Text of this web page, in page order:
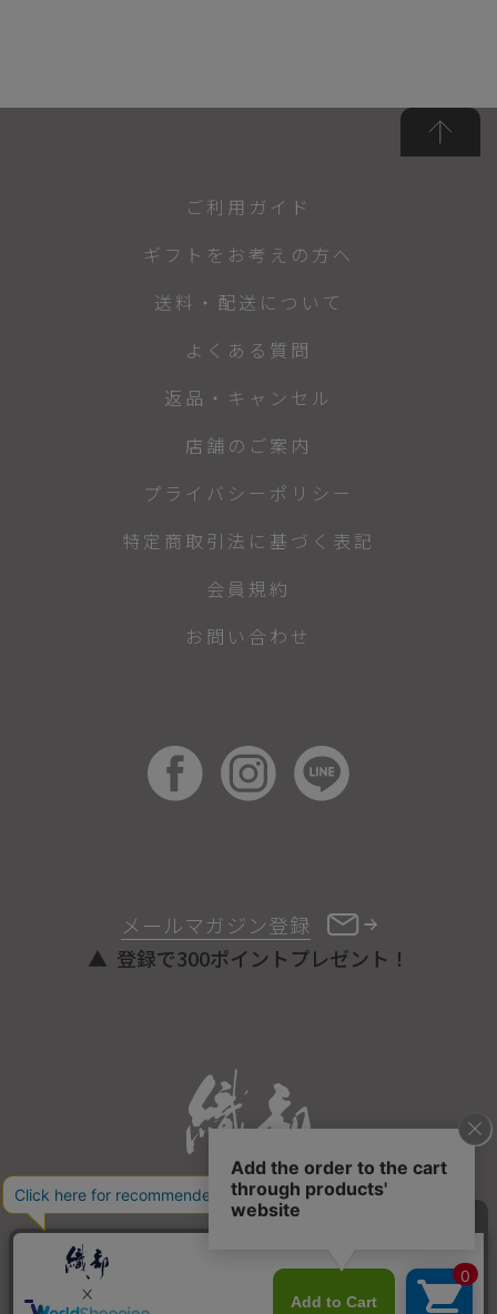
ONLINE STORE
メールマガジン登録
登録で300ポイントプレゼント！
ご利用ガイド
ギフトをお考えの方へ
送料・配送について
よくある質問
返品・キャンセル
店舗のご案内
プライバシーポリシー
特定商取引法に基づく表記
会員規約
お問い合わせ
COPYRIGHT © ORIBE ALL RIGHTS RESERVED.